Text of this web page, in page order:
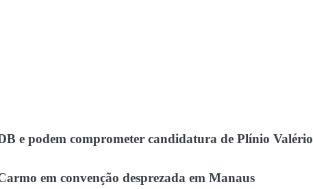
e podem comprometer candidatura de Plínio Valério
em convenção desprezada em Manaus